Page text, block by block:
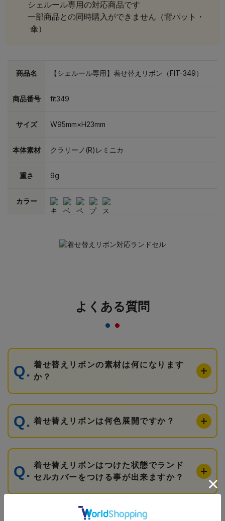
シェルール専用の対応商品です
一部商品との同時購入ができません（背パット・
傘）
商品名 【シェルール専用】着せ替えリボン（FIT-349）
商品番号 fit349
サイズ W95mm×H23mm
本体素材 クラリーノ(R)レミニカ
重さ 9g
カラー
よくある質問
着せ替えリボンの素材は何になります
か？
着せ替えリボンは何色展開ですか？
着せ替えリボンはつけた状態でランド
セルカバーをつける事が出来ますか？